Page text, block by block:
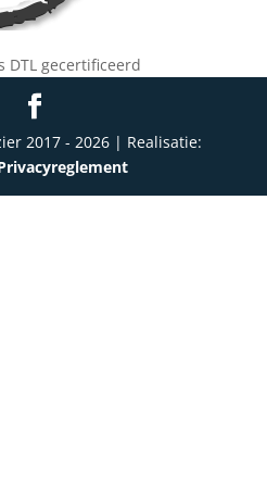
DTL gecertificeerd
2017 -2026 | Realisatie: